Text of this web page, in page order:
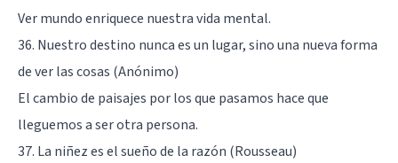
Ver mundo enriquece nuestra vida mental.
36. Nuestro destino nunca es un lugar, sino una nueva forma
de ver las cosas (Anónimo)
El cambio de paisajes por los que pasamos hace que
lleguemos a ser otra persona.
37. La niñez es el sueño de la razón (Rousseau)